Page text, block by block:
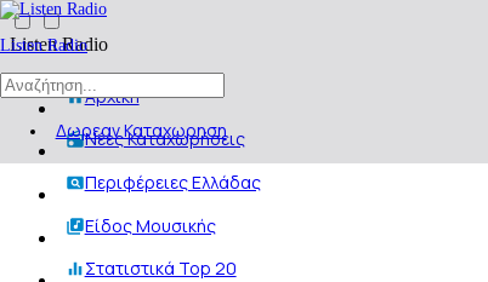
Listen Radio
Δωρεαν Καταχωρηση
Listen Radio
Αρχική
Νέες Καταχωρήσεις
Περιφέρειες Ελλάδας
Είδος Μουσικής
Στατιστικά Top 20